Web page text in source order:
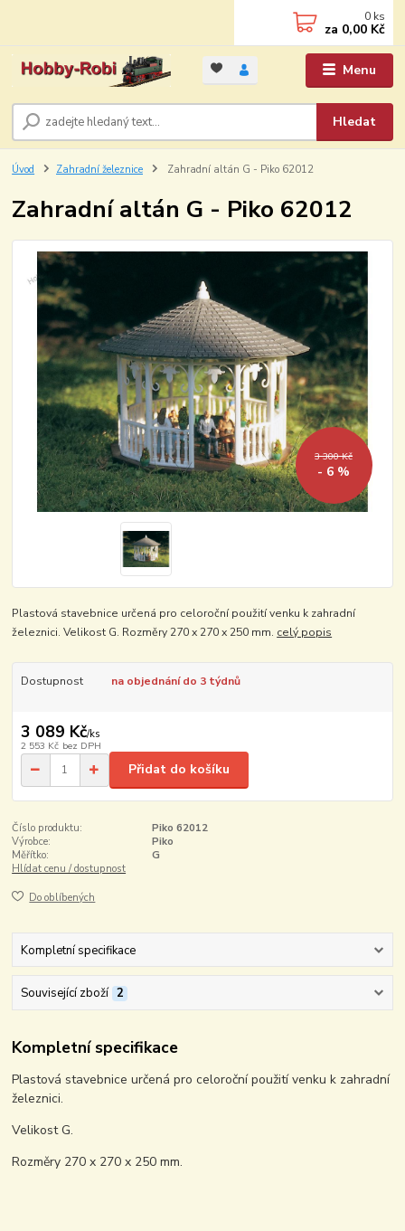
Menu
Hledat
0 ks
za 0,00 Kč
Úvod Zahradní železnice Zahradní altán G - Piko 62012
Zahradní altán G - Piko 62012
3 300 Kč
- 6 %
Plastová stavebnice určená pro celoroční použití venku k zahradní
železnici. Velikost G. Rozměry 270 x 270 x 250 mm. celý popis
Dostupnost na objednání do 3 týdnů
3 089 Kč/ks
2 553 Kč bez DPH
Přidat do košíku
Číslo produktu:
Piko 62012
Výrobce:
Piko
Měřítko:
G
Hlídat cenu / dostupnost
Do oblíbených
Kompletní specifikace
Související zboží 2
Kompletní specifikace
Plastová stavebnice určená pro celoroční použití venku k zahradní
železnici.
Velikost G.
Rozměry 270 x 270 x 250 mm.